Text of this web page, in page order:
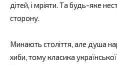
дітей, і мріяти. Та будь-яке
сторону.
Минають століття, але душа
хиби, тому класика